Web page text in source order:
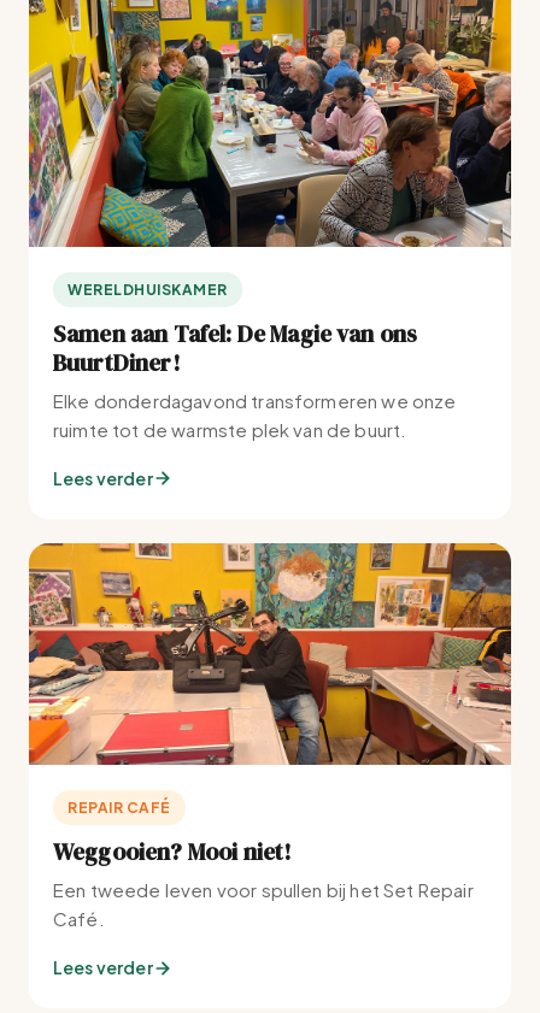
WERELDHUISKAMER
Samen aan Tafel: De Magie van ons
BuurtDiner!
Elke donderdagavond transformeren we onze
ruimte tot de warmste plek van de buurt.
Lees verder
REPAIR CAFÉ
Weggooien? Mooi niet!
Een tweede leven voor spullen bij het Set Repair
Café.
Lees verder